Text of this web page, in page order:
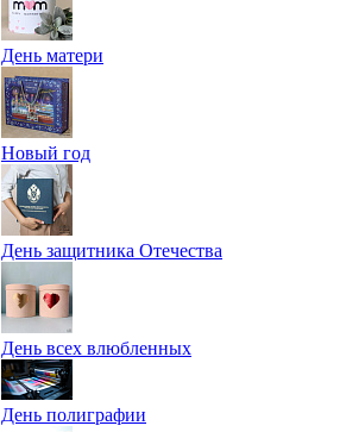
День матери
Новый год
День защитника Отечества
День всех влюбленных
День полиграфии